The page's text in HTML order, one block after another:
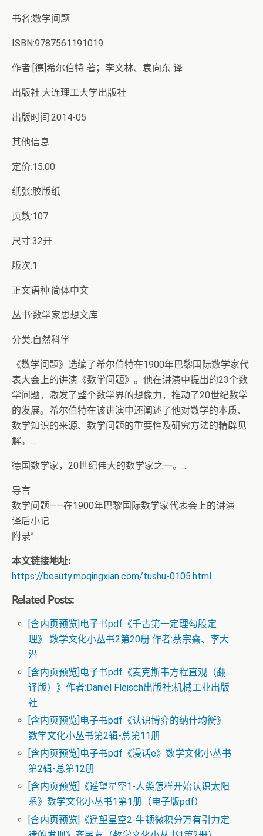
书名:数学问题
ISBN:9787561191019
作者:[德]希尔伯特 著；李文林、袁向东 译
出版社:大连理工大学出版社
出版时间:2014-05
其他信息
定价:15.00
纸张:胶版纸
页数:107
尺寸:32开
版次:1
正文语种:简体中文
丛书:数学家思想文库
分类:自然科学
《数学问题》选编了希尔伯特在1900年巴黎国际数学家代
表大会上的讲演《数学问题》。他在讲演中提出的23个数
学问题，激发了整个数学界的想像力，推动了20世纪数学
的发展。希尔伯特在该讲演中还阐述了他对数学的本质、
数学知识的来源、数学问题的重要性及研究方法的精辟见
解。…
德国数学家，20世纪伟大的数学家之一。…
导言
数学问题――在1900年巴黎国际数学家代表会上的讲演
译后小记
附录”…
本文链接地址:
https://beauty.moqingxian.com/tushu-0105.html
Related Posts:
[含内页预览]电子书pdf《千古第一定理勾股定
理》 数学文化小丛书2第20册 作者:蔡宗熹、李大
潜
[含内页预览]电子书pdf《麦克斯韦方程直观（翻
译版）》作者:Daniel Fleisch出版社:机械工业出版
社
[含内页预览]电子书pdf《认识博弈的纳什均衡》
数学文化小丛书第2辑-总第11册
[含内页预览]电子书pdf《漫话e》数学文化小丛书
第2辑-总第12册
[含内页预览]《遥望星空1-人类怎样开始认识太阳
系》数学文化小丛书1第1册（电子版pdf）
[含内页预览]《遥望星空2-牛顿微积分万有引力定